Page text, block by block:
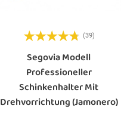
(39)
Segovia Modell
Professioneller
Schinkenhalter Mit
Drehvorrichtung (Jamonero)